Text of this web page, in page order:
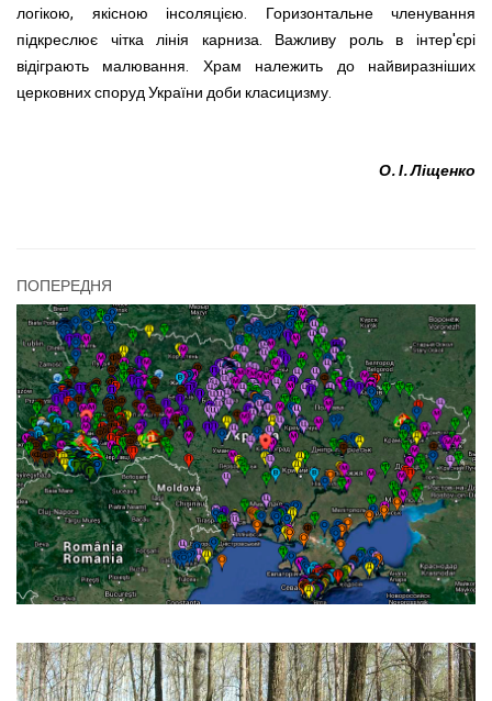
логікою, якісною інсоляцією. Горизонтальне членування
підкреслює чітка лінія карниза. Важливу роль в інтер'єрі
відіграють малювання. Храм належить до найвиразніших
церковних споруд України доби класицизму.
О. І. Ліщенко
ПОПЕРЕДНЯ